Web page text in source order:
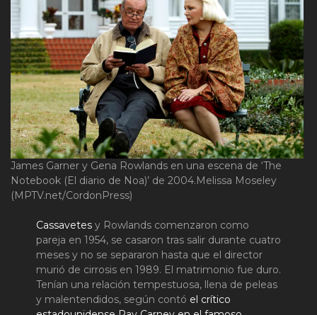
James Garner y Gena Rowlands en una escena de ‘The
Notebook (El diario de Noa)’ de 2004. Melissa Moseley
(MPTV.net/CordonPress)
Cassavetes y Rowlands comenzaron como
pareja en 1954, se casaron tras salir durante cuatro
meses y no se separaron hasta que el director
murió de cirrosis en 1989. El matrimonio fue duro.
Tenían una relación tempestuosa, llena de peleas
y malentendidos, según contó el crítico